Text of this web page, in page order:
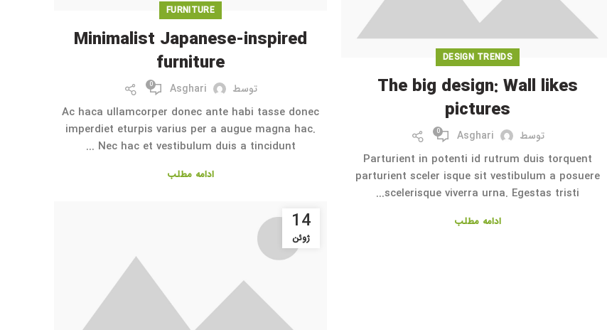
FURNITURE
Minimalist Japanese-inspired
furniture
توسط Asghari
0
Ac haca ullamcorper donec ante habi tasse donec
imperdiet eturpis varius per a augue magna hac.
Nec hac et vestibulum duis a tincidunt ...
ادامه مطلب
DESIGN TRENDS
The big design: Wall likes
pictures
توسط Asghari
0
Parturient in potenti id rutrum duis torquent
parturient sceler isque sit vestibulum a posuere
scelerisque viverra urna. Egestas tristi...
ادامه مطلب 14
ژوئن